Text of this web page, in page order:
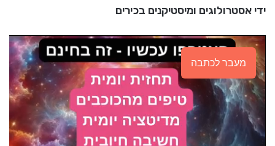
ידי אסטרולוגים ומיסטיקנים בכירים
מעבר לכתבה